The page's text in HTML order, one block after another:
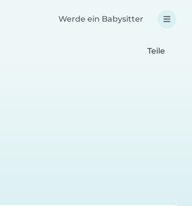
Werde ein Babysitter
Teile